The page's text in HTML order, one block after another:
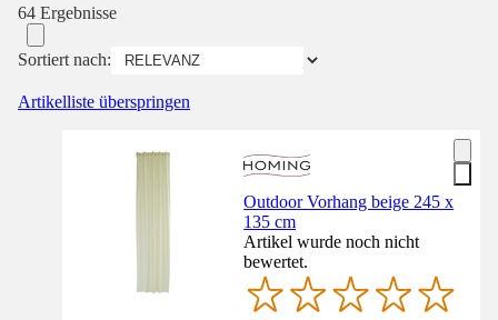
64 Ergebnisse
Sortiert nach:
Artikelliste überspringen
Outdoor Vorhang beige 245 x
135 cm
Artikel wurde noch nicht
bewertet.